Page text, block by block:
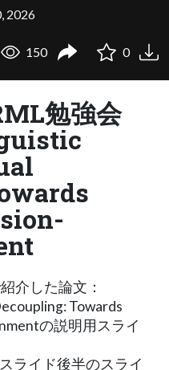
2026
150 0
勉強会
介した論文：
Towards
の説明用スライ
ライド後半のスライ